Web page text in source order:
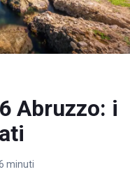
Abruzzo: i
minuti